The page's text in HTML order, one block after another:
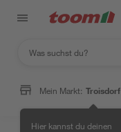
Mein Markt: Troisdorf
Hier kannst du deinen